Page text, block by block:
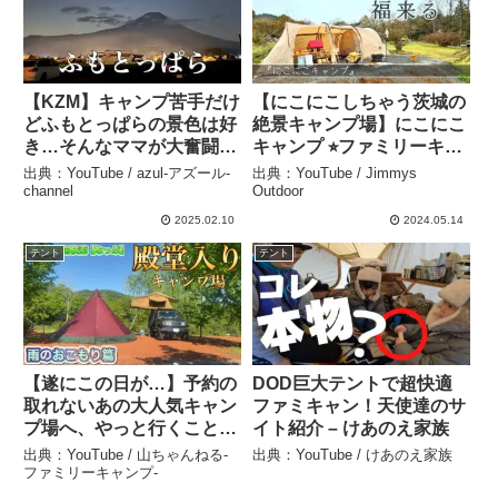
【KZM】キャンプ苦手だけ
どふもとっぱらの景色は好
き…そんなママが大奮闘す
る回【インナーテント】 –
azul-アズール- channel
出典：YouTube / azul-アズール-
channel
2025.02.10
【にこにこしちゃう茨城の
絶景キャンプ場】にこにこ
キャンプ ⭐︎ファミリーキャ
ンプ 👉タナちゃんねる出
演回 Japanese Camping
– Jimmys Outdoor
出典：YouTube / Jimmys
Outdoor
2024.05.14
テント
【遂にこの日が…】予約の
取れないあの大人気キャン
プ場へ、やっと行くことが
出来ました – 山ちゃんね
る-ファミリーキャンプ-
出典：YouTube / 山ちゃんねる-
ファミリーキャンプ-
テント
DOD巨大テントで超快適
ファミキャン！天使達のサ
イト紹介 – けあのえ家族
出典：YouTube / けあのえ家族